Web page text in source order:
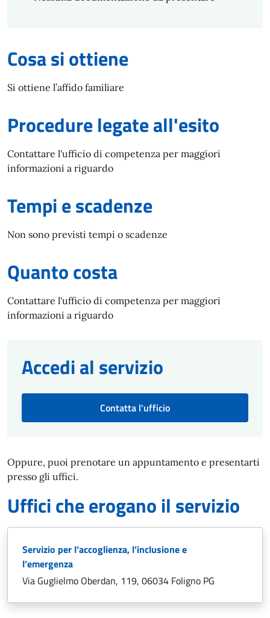
Cosa si ottiene
Si ottiene l’affido familiare
Procedure legate all'esito
Contattare l'ufficio di competenza per maggiori
informazioni a riguardo
Tempi e scadenze
Non sono previsti tempi o scadenze
Quanto costa
Contattare l'ufficio di competenza per maggiori
informazioni a riguardo
Accedi al servizio
Contatta l'ufficio
Oppure, puoi prenotare un appuntamento e presentarti
presso gli uffici.
Uffici che erogano il servizio
Servizio per l’accoglienza, l’inclusione e
l’emergenza
Via Guglielmo Oberdan, 119, 06034 Foligno PG